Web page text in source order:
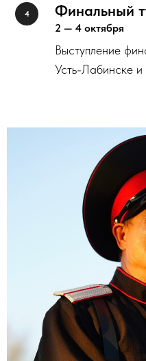
Финальный
2 — 4 октября
Выступление
Усть-Лабинске и